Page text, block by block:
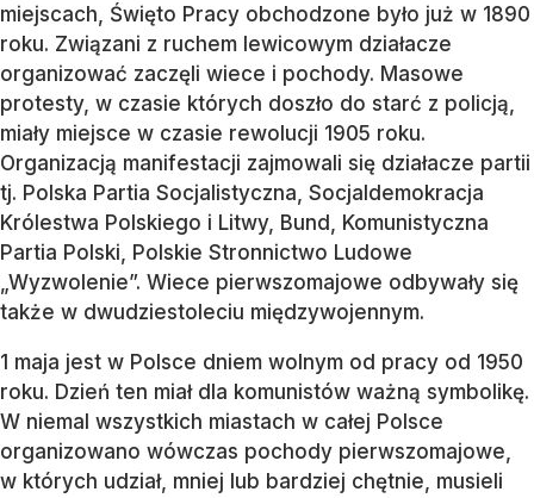
miejscach, Święto Pracy obchodzone było już w 1890
roku. Związani z ruchem lewicowym działacze
organizować zaczęli wiece i pochody. Masowe
protesty, w czasie których doszło do starć z policją,
miały miejsce w czasie rewolucji 1905 roku.
Organizacją manifestacji zajmowali się działacze partii
tj. Polska Partia Socjalistyczna, Socjaldemokracja
Królestwa Polskiego i Litwy, Bund, Komunistyczna
Partia Polski, Polskie Stronnictwo Ludowe
„Wyzwolenie”. Wiece pierwszomajowe odbywały się
także w dwudziestoleciu międzywojennym.
1 maja jest w Polsce dniem wolnym od pracy od 1950
roku. Dzień ten miał dla komunistów ważną symbolikę.
W niemal wszystkich miastach w całej Polsce
organizowano wówczas pochody pierwszomajowe,
w których udział, mniej lub bardziej chętnie, musieli